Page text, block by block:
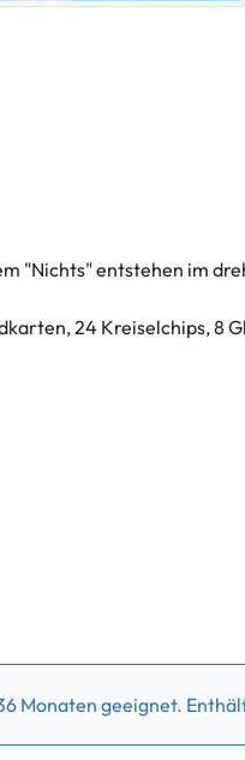
"Nichts" entstehen im
24 Kreiselchips, 8
Monaten geeignet.